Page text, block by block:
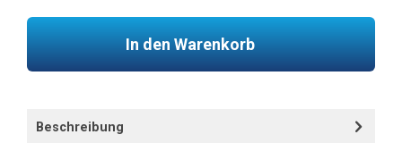
In den Warenkorb
Beschreibung